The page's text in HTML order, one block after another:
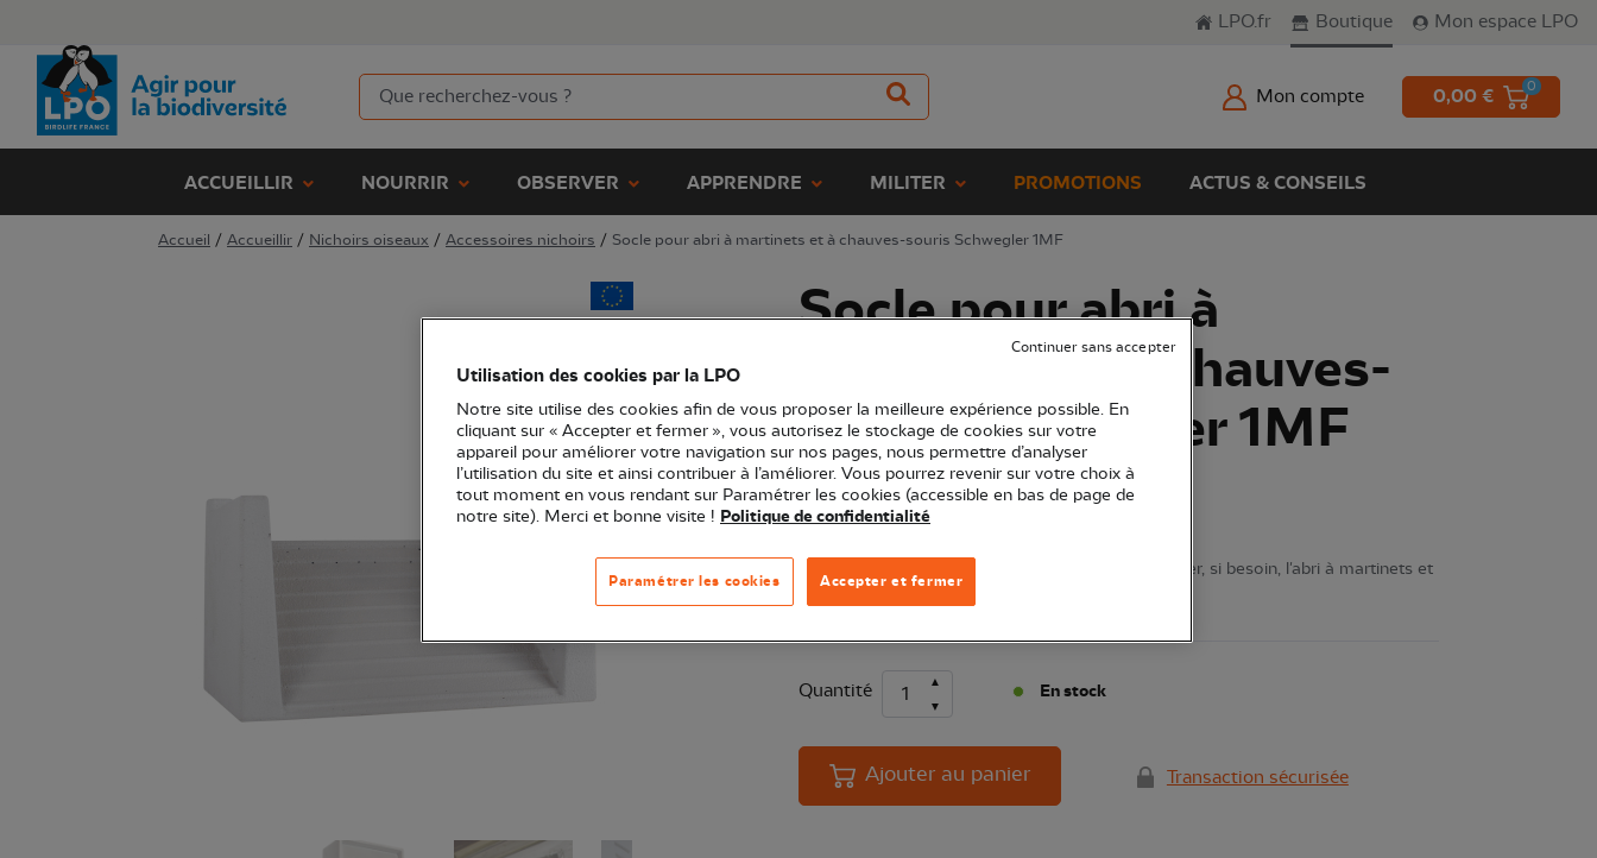
LPO.fr Boutique Mon espace LPO
Mon compte 0,00 € 0
ACCUEILLIR NOURRIR OBSERVER APPRENDRE MILITER PROMOTIONS ACTUS & CONSEILS
Accueil / Accueillir / Nichoirs oiseaux / Accessoires nichoirs / Socle pour abri à martinets et à chauves-souris Schwegler 1MF
Socle pour abri à
martinets et à chauves-
souris Schwegler 1MF
(Ref. JO1194)
69,00 €
Ce socle en béton de bois est conçu pour compléter, si besoin, l'abri à martinets et
Quantité En stock
Ajouter au panier Transaction sécurisée
Utilisation des cookies par la LPO
Notre site utilise des cookies afin de vous proposer la meilleure expérience possible. En
cliquant sur « Accepter et fermer », vous autorisez le stockage de cookies sur votre
appareil pour améliorer votre navigation sur nos pages, nous permettre d’analyser
l’utilisation du site et ainsi contribuer à l’améliorer. Vous pourrez revenir sur votre choix à
tout moment en vous rendant sur Paramétrer les cookies (accessible en bas de page de
notre site). Merci et bonne visite ! Politique de confidentialité
Accepter et fermer
Paramétrer les cookies
Continuer sans accepter